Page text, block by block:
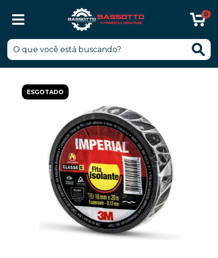
0
ESGOTADO